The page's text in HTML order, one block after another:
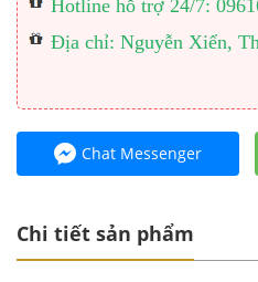
Hotline hỗ trợ 24/7:
Địa chỉ: Nguyễn Xiển,
Chat Messenger
Chi tiết sản phẩm